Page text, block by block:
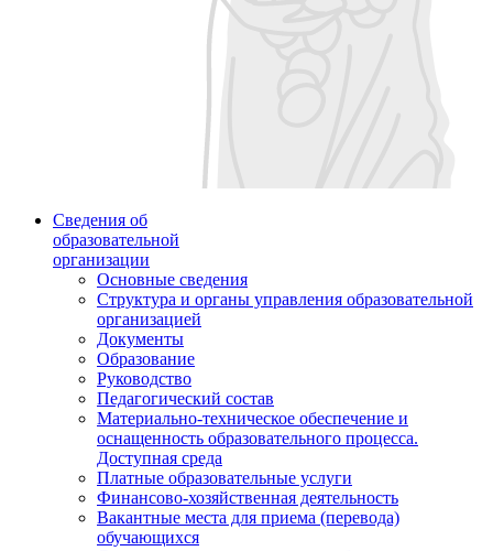
Сведения об
образовательной
организации
Основные сведения
Структура и органы управления образовательной
организацией
Документы
Образование
Руководство
Педагогический состав
Материально-техническое обеспечение и
оснащенность образовательного процесса.
Доступная среда
Платные образовательные услуги
Финансово-хозяйственная деятельность
Вакантные места для приема (перевода)
обучающихся